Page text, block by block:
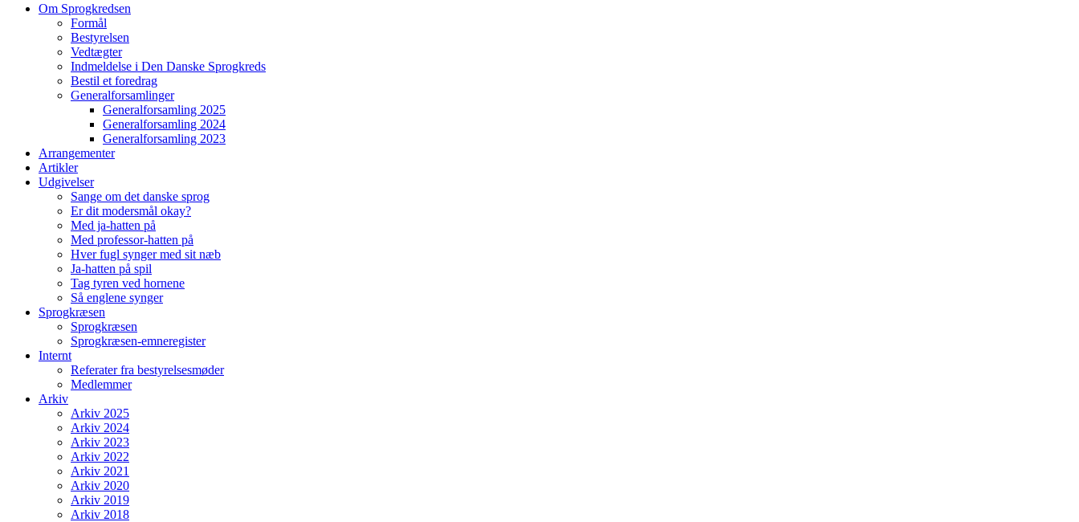
Om Sprogkredsen
Formål
Bestyrelsen
Vedtægter
Indmeldelse i Den Danske Sprogkreds
Bestil et foredrag
Generalforsamlinger
Generalforsamling 2025
Generalforsamling 2024
Generalforsamling 2023
Arrangementer
Artikler
Udgivelser
Sange om det danske sprog
Er dit modersmål okay?
Med ja-hatten på
Med professor-hatten på
Hver fugl synger med sit næb
Ja-hatten på spil
Tag tyren ved hornene
Så englene synger
Sprogkræsen
Sprogkræsen
Sprogkræsen-emneregister
Internt
Referater fra bestyrelsesmøder
Medlemmer
Arkiv
Arkiv 2025
Arkiv 2024
Arkiv 2023
Arkiv 2022
Arkiv 2021
Arkiv 2020
Arkiv 2019
Arkiv 2018